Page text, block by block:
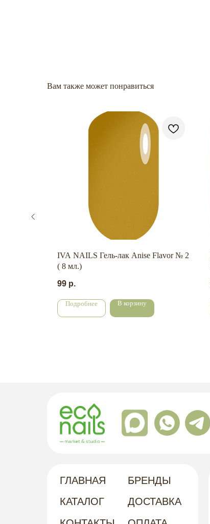
Вам также может понравиться
IVA NAILS Гель-лак Anise Flavor № 2
( 8 мл.)
99 р.
Подробнее В корзину
КАТАЛОГ
БРЕНДЫ
ДОСТАВКА
ГЛАВНАЯ